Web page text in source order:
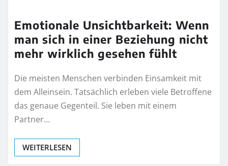
Emotionale Unsichtbarkeit: Wenn
man sich in einer Beziehung nicht
mehr wirklich gesehen fühlt
Die meisten Menschen verbinden Einsamkeit mit
dem Alleinsein. Tatsächlich erleben viele Betroffene
das genaue Gegenteil. Sie leben mit einem
Partner…
WEITERLESEN